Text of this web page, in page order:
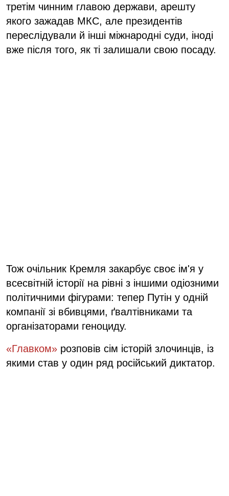
третім чинним главою держави, арешту
якого зажадав МКС, але президентів
переслідували й інші міжнародні суди, іноді
вже після того, як ті залишали свою посаду.
Тож очільник Кремля закарбує своє ім'я у
всесвітній історії на рівні з іншими одіозними
політичними фігурами: тепер Путін у одній
компанії зі вбивцями, ґвалтівниками та
організаторами геноциду.
«Главком» розповів сім історій злочинців, із
якими став у один ряд російський диктатор.